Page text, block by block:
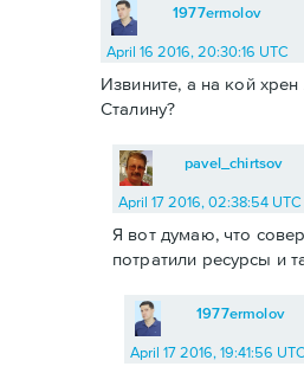
1977ermolov
April 16 2016, 20:30:16 UTC
Извините, а на кой
Сталину?
pavel_chirtsov
April 17 2016, 02:38:54 UTC
Я вот думаю, что
потратили ресурсы и
1977ermolov
April 17 2016, 19:41:56 UTC